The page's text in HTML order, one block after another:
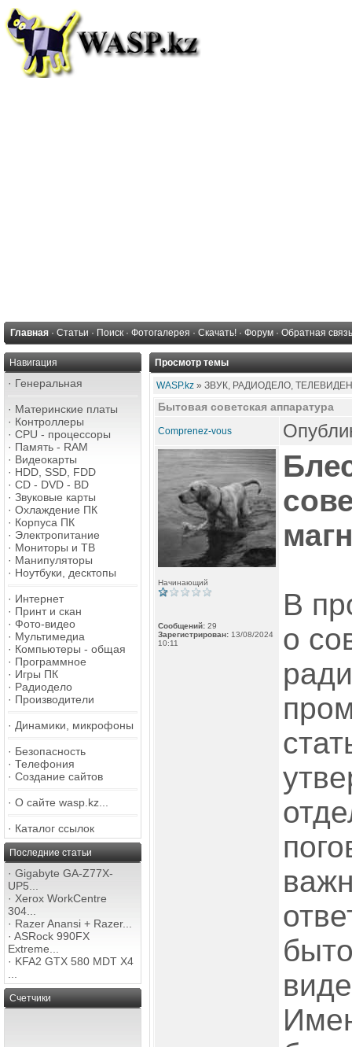
Главная · Статьи · Поиск · Фотогалерея · Скачать! · Форум · Обратная связь
Навигация
· Генеральная
· Материнские платы
· Контроллеры
· CPU - процессоры
· Память - RAM
· Видеокарты
· HDD, SSD, FDD
· CD - DVD - BD
· Звуковые карты
· Охлаждение ПК
· Корпуса ПК
· Электропитание
· Мониторы и ТВ
· Манипуляторы
· Ноутбуки, десктопы
· Интернет
· Принт и скан
· Фото-видео
· Мультимедиа
· Компьютеры - общая
· Программное
· Игры ПК
· Радиодело
· Производители
· Динамики, микрофоны
· Безопасность
· Телефония
· Создание сайтов
· О сайте wasp.kz...
· Каталог ссылок
Последние статьи
· Gigabyte GA-Z77X-
UP5...
· Xerox WorkCentre
304...
· Razer Anansi + Razer...
· ASRock 990FX
Extreme...
· KFA2 GTX 580 MDT X4
Счетчики
Просмотр темы
WASP.kz » ЗВУК, РАДИОДЕЛО,
Бытовая советская аппаратура
Comprenez-vous
Начинающий
Сообщений: 29
Зарегистрирован: 13/08/2024
10:11
В
о